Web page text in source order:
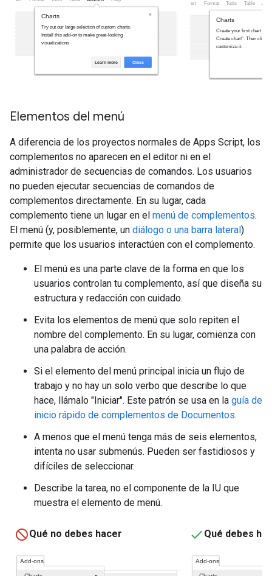
Elementos del menú
A diferencia de los proyectos normales de Apps Script, los
complementos no aparecen en el editor ni en el
administrador de secuencias de comandos. Los usuarios
no pueden ejecutar secuencias de comandos de
complementos directamente. En su lugar, cada
complemento tiene un lugar en el menú de complementos.
El menú (y, posiblemente, un diálogo o una barra lateral)
permite que los usuarios interactúen con el complemento.
El menú es una parte clave de la forma en que los
usuarios controlan tu complemento, así que diseña su
estructura y redacción con cuidado.
Evita los elementos de menú que solo repiten el
nombre del complemento. En su lugar, comienza con
una palabra de acción.
Si el elemento del menú principal inicia un flujo de
trabajo y no hay un solo verbo que describe lo que
hace, llámalo "Iniciar". Este patrón se usa en la guía de
inicio rápido de complementos de Documentos.
A menos que el menú tenga más de seis elementos,
intenta no usar submenús. Pueden ser fastidiosos y
difíciles de seleccionar.
Describe la tarea, no el componente de la IU que
muestra el elemento de menú.
Qué no debes hacer Qué debes